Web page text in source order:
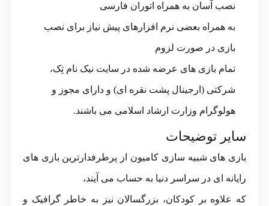
نصب آسان به همراه اتوران فارسی
به همراه بعضی نرم افزارهای پیش نیاز برای نصب
بازی در صورت لزوم
تمام بازی های عرضه شده در سایت نیک نام تِک،
شرکتی (ارجینال پشت نقره ای) و دارای مجوز و
هولوگرام وزارت ارشاد اسلامی می باشند.
سایر توضیحات
بازی های شبیه سازی کامیون از پرطرفدارترین بازی های
رایانه ای در سراسر دنیا به حساب می آیند،
که علاوه بر کودکان، بزرگسالان نیز به خاطر گرافیک و